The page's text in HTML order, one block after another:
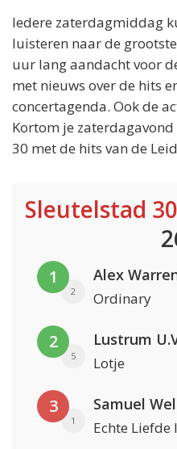
Iedere zaterdagmiddag
luisteren naar de
uur lang aandacht voor
met nieuws over de hits
concertagenda. Ook de
Kortom je
30 met de hits van de
Sleutelstad 30
1
2
Alex
Ordinary
2
5 Lotje
3
1
Samuel
Echte Liefde